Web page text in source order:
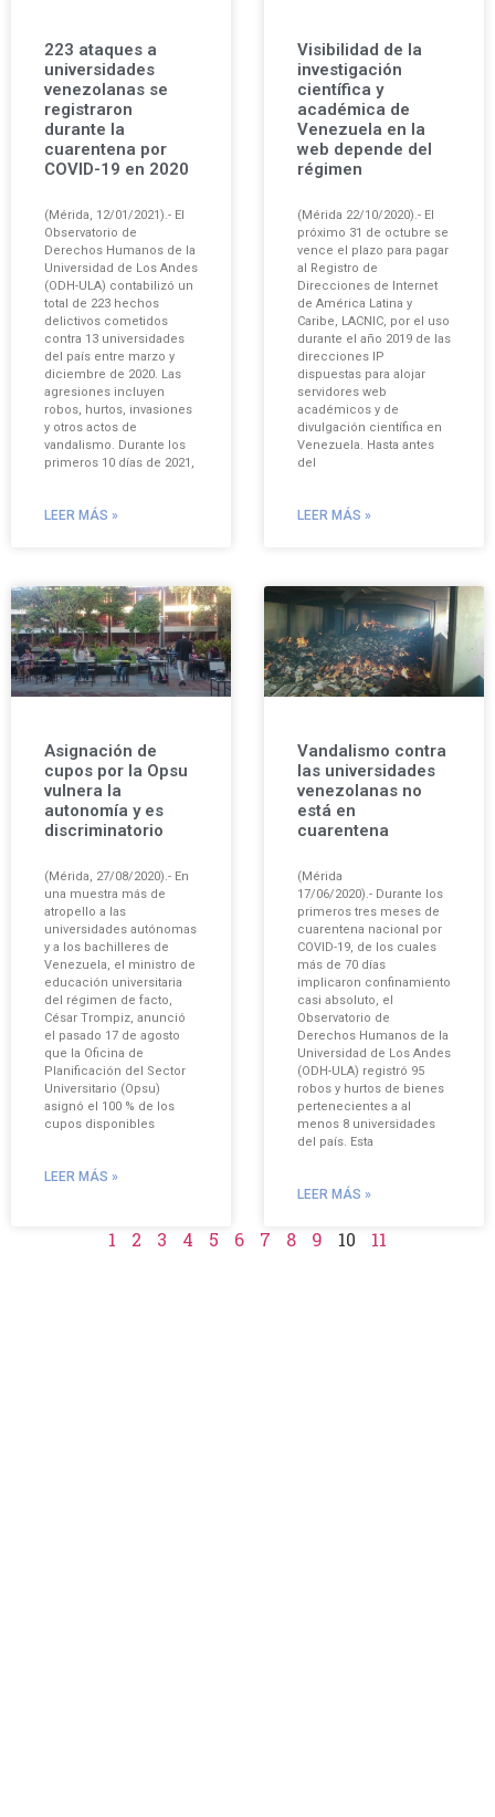
223 ataques a
universidades
venezolanas se
registraron
durante la
cuarentena por
COVID-19 en 2020
(Mérida, 12/01/2021).- El
Observatorio de
Derechos Humanos de la
Universidad de Los Andes
(ODH-ULA) contabilizó un
total de 223 hechos
delictivos cometidos
contra 13 universidades
del país entre marzo y
diciembre de 2020. Las
agresiones incluyen
robos, hurtos, invasiones
y otros actos de
vandalismo. Durante los
primeros 10 días de 2021,
LEER MÁS »
Visibilidad de la
investigación
científica y
académica de
Venezuela en la
web depende del
régimen
(Mérida 22/10/2020).- El
próximo 31 de octubre se
vence el plazo para pagar
al Registro de
Direcciones de Internet
de América Latina y
Caribe, LACNIC, por el uso
durante el año 2019 de las
direcciones IP
dispuestas para alojar
servidores web
académicos y de
divulgación científica en
Venezuela. Hasta antes
del
LEER MÁS »
Asignación de
cupos por la Opsu
vulnera la
autonomía y es
discriminatorio
(Mérida, 27/08/2020).- En
una muestra más de
atropello a las
universidades autónomas
y a los bachilleres de
Venezuela, el ministro de
educación universitaria
del régimen de facto,
César Trompiz, anunció
el pasado 17 de agosto
que la Oficina de
Planificación del Sector
Universitario (Opsu)
asignó el 100 % de los
cupos disponibles
LEER MÁS »
Vandalismo contra
las universidades
venezolanas no
está en
cuarentena
(Mérida
17/06/2020).- Durante los
primeros tres meses de
cuarentena nacional por
COVID-19, de los cuales
más de 70 días
implicaron confinamiento
casi absoluto, el
Observatorio de
Derechos Humanos de la
Universidad de Los Andes
(ODH-ULA) registró 95
robos y hurtos de bienes
pertenecientes a al
menos 8 universidades
del país. Esta
LEER MÁS »
1 2 3 4 5 6 7 8 9 10 11